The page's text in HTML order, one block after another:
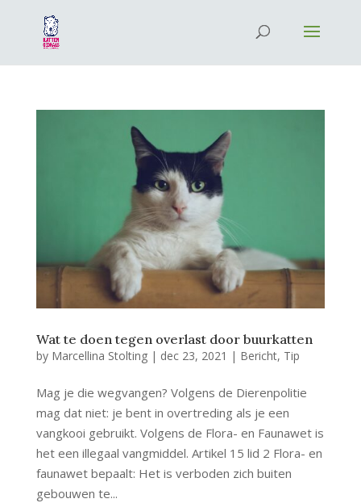
Wat te doen tegen overlast door buurkatten
by Marcellina Stolting| dec 23, 2021 | Bericht, Tip
Mag je die wegvangen? Volgens de Dierenpolitie
mag dat niet: je bent in overtreding als je een
vangkooi gebruikt. Volgens de Flora- en Faunawet is
het een illegaal vangmiddel. Artikel 15 lid 2 Flora- en
faunawet bepaalt: Het is verboden zich buiten
gebouwen te...